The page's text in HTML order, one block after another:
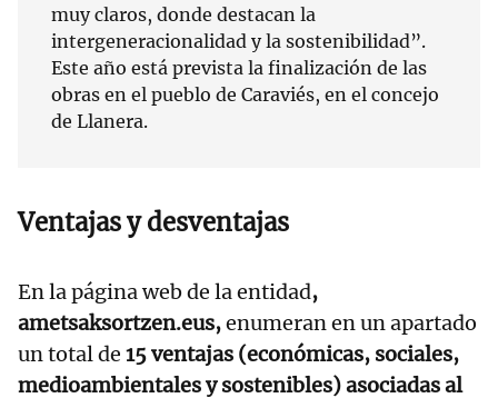
muy claros, donde destacan la
intergeneracionalidad y la sostenibilidad”.
Este año está prevista la finalización de las
obras en el pueblo de Caraviés, en el concejo
de Llanera.
Ventajas y desventajas
En la página web de la entidad,
ametsaksortzen.eus,enumeran en un apartado
un total de 15 ventajas (económicas, sociales,
medioambientales y sostenibles) asociadas al